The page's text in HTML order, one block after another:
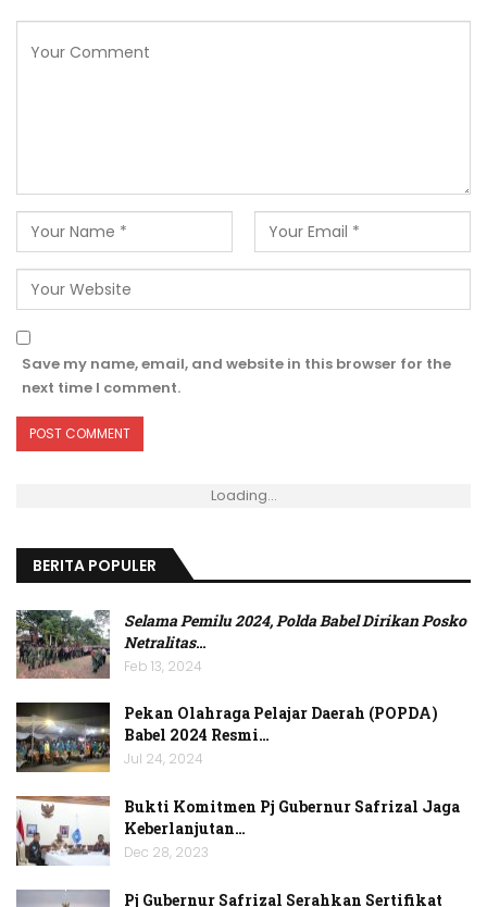
Save my name, email, and website in this browser for the
next time I comment.
Loading...
BERITA POPULER
Selama Pemilu 2024, Polda Babel Dirikan Posko
Netralitas…
Feb 13, 2024
Pekan Olahraga Pelajar Daerah (POPDA)
Babel 2024 Resmi…
Jul 24, 2024
Bukti Komitmen Pj Gubernur Safrizal Jaga
Keberlanjutan…
Dec 28, 2023
Pj Gubernur Safrizal Serahkan Sertifikat